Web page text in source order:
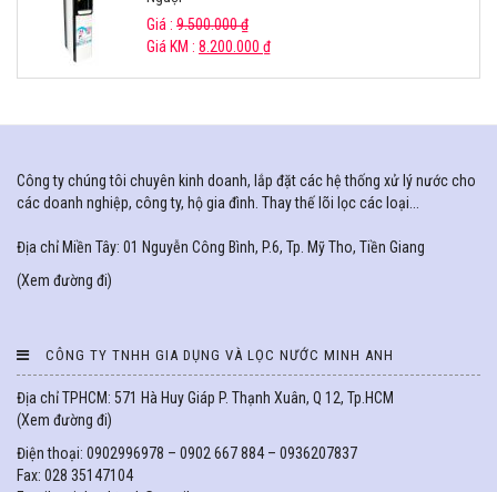
Giá : 9.500.000₫
Giá KM : 8.200.000 ₫
Công ty chúng tôi chuyên kinh doanh, lắp đặt các hệ thống xử lý nước cho
các doanh nghiệp, công ty, hộ gia đình. Thay thế lõi lọc các loại...
Địa chỉ Miền Tây: 01 Nguyễn Công Bình, P.6, Tp. Mỹ Tho, Tiền Giang
(Xem đường đi)
CÔNG TY TNHH GIA DỤNG VÀ LỌC NƯỚC MINH ANH
Địa chỉ TPHCM: 571 Hà Huy Giáp P. Thạnh Xuân, Q 12, Tp.HCM
(Xem đường đi)
Điện thoại: 0902996978 – 0902 667 884 – 0936207837
Fax: 028 35147104